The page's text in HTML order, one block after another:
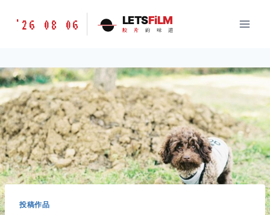
胶
味
道
LETSFILM
'26 08 06 LETSFiLM
胶 片 的 味 道
投稿作品